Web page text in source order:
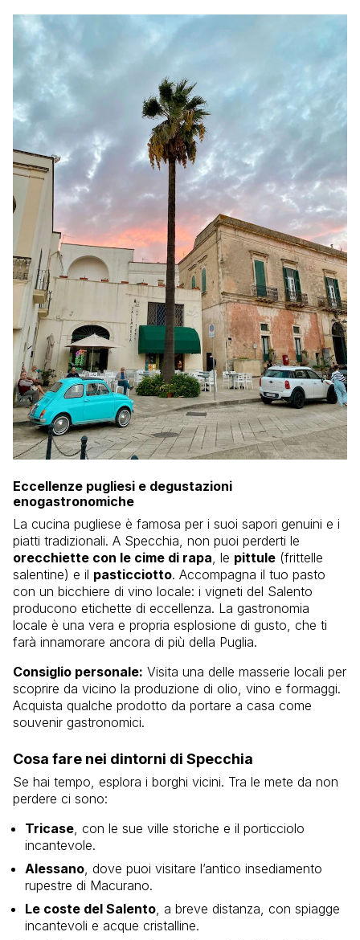
Eccellenze pugliesi e degustazioni
enogastronomiche
La cucina pugliese è famosa per i suoi sapori genuini e i
piatti tradizionali. A Specchia, non puoi perderti le
orecchiette con le cime di rapa, le pittule (frittelle
salentine) e il pasticciotto. Accompagna il tuo pasto
con un bicchiere di vino locale: i vigneti del Salento
producono etichette di eccellenza. La gastronomia
locale è una vera e propria esplosione di gusto, che ti
farà innamorare ancora di più della Puglia.
Consiglio personale: Visita una delle masserie locali per
scoprire da vicino la produzione di olio, vino e formaggi.
Acquista qualche prodotto da portare a casa come
souvenir gastronomici.
Cosa fare nei dintorni di Specchia
Se hai tempo, esplora i borghi vicini. Tra le mete da non
perdere ci sono:
Tricase, con le sue ville storiche e il porticciolo
incantevole.
Alessano, dove puoi visitare l’antico insediamento
rupestre di Macurano.
Le coste del Salento, a breve distanza, con spiagge
incantevoli e acque cristalline.